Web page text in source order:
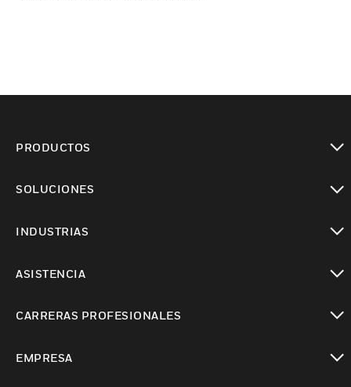
PRODUCTOS
SOLUCIONES
INDUSTRIAS
ASISTENCIA
CARRERAS PROFESIONALES
EMPRESA